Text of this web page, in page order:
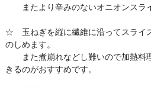
またより辛みのないオニオンスライ
☆ 玉ねぎを縦に繊維に沿ってスライ
のしめます。
また煮崩れなどし難いので加熱料
きるのがおすすめです。